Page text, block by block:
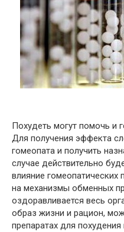
Похудеть могут помочь и
Для получения эффекта
гомеопата и получить
случае действительно
влияние гомеопатических
на механизмы обменных
оздоравливается весь
образ жизни и рацион,
препаратах для